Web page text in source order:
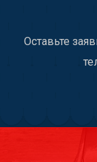
Оставьте